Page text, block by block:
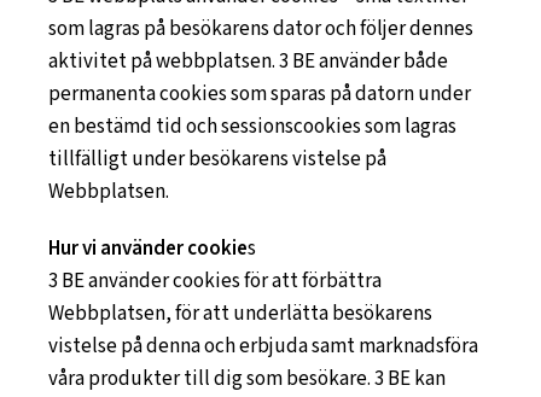
som lagras på besökarens dator och följer dennes
aktivitet på webbplatsen. 3 BE använder både
permanenta cookies som sparas på datorn under
en bestämd tid och sessionscookies som lagras
tillfälligt under besökarens vistelse på
Webbplatsen.
Hur vi använder cookies
3 BE använder cookies för att förbättra
Webbplatsen, för att underlätta besökarens
vistelse på denna och erbjuda samt marknadsföra
våra produkter till dig som besökare. 3 BE kan